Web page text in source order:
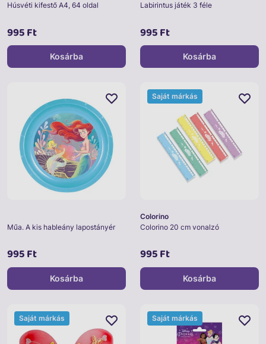
Húsvéti kifestő A4, 64 oldal
995 Ft
Kosárba
Labirintus játék 3 féle
995 Ft
Kosárba
Műa. A kis hableány lapostányér
995 Ft
Kosárba
Colorino
Colorino 20 cm vonalzó
995 Ft
Saját márkás
Kosárba
Saját márkás Saját márkás